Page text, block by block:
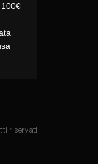
riservati